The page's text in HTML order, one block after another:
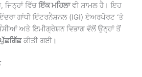
ਜਿਨ੍ਹਾਂ ਵਿੱਚਇੱਕ ਮਹਿਲਾਵੀ ਸ਼ਾਮਲ ਹੈ। ਇਹ
ਗਾਂਧੀ ਇੰਟਰਨੈਸ਼ਨਲ (IGI) ਏਅਰਪੋਰਟ ‘ਤੇ
ਅਤੇ ਇਮੀਗ੍ਰੇਸ਼ਨ ਵਿਭਾਗ ਵੱਲੋਂ ਉਨ੍ਹਾਂ ਤੋਂ
ਕੀਤੀ ਗਈ।